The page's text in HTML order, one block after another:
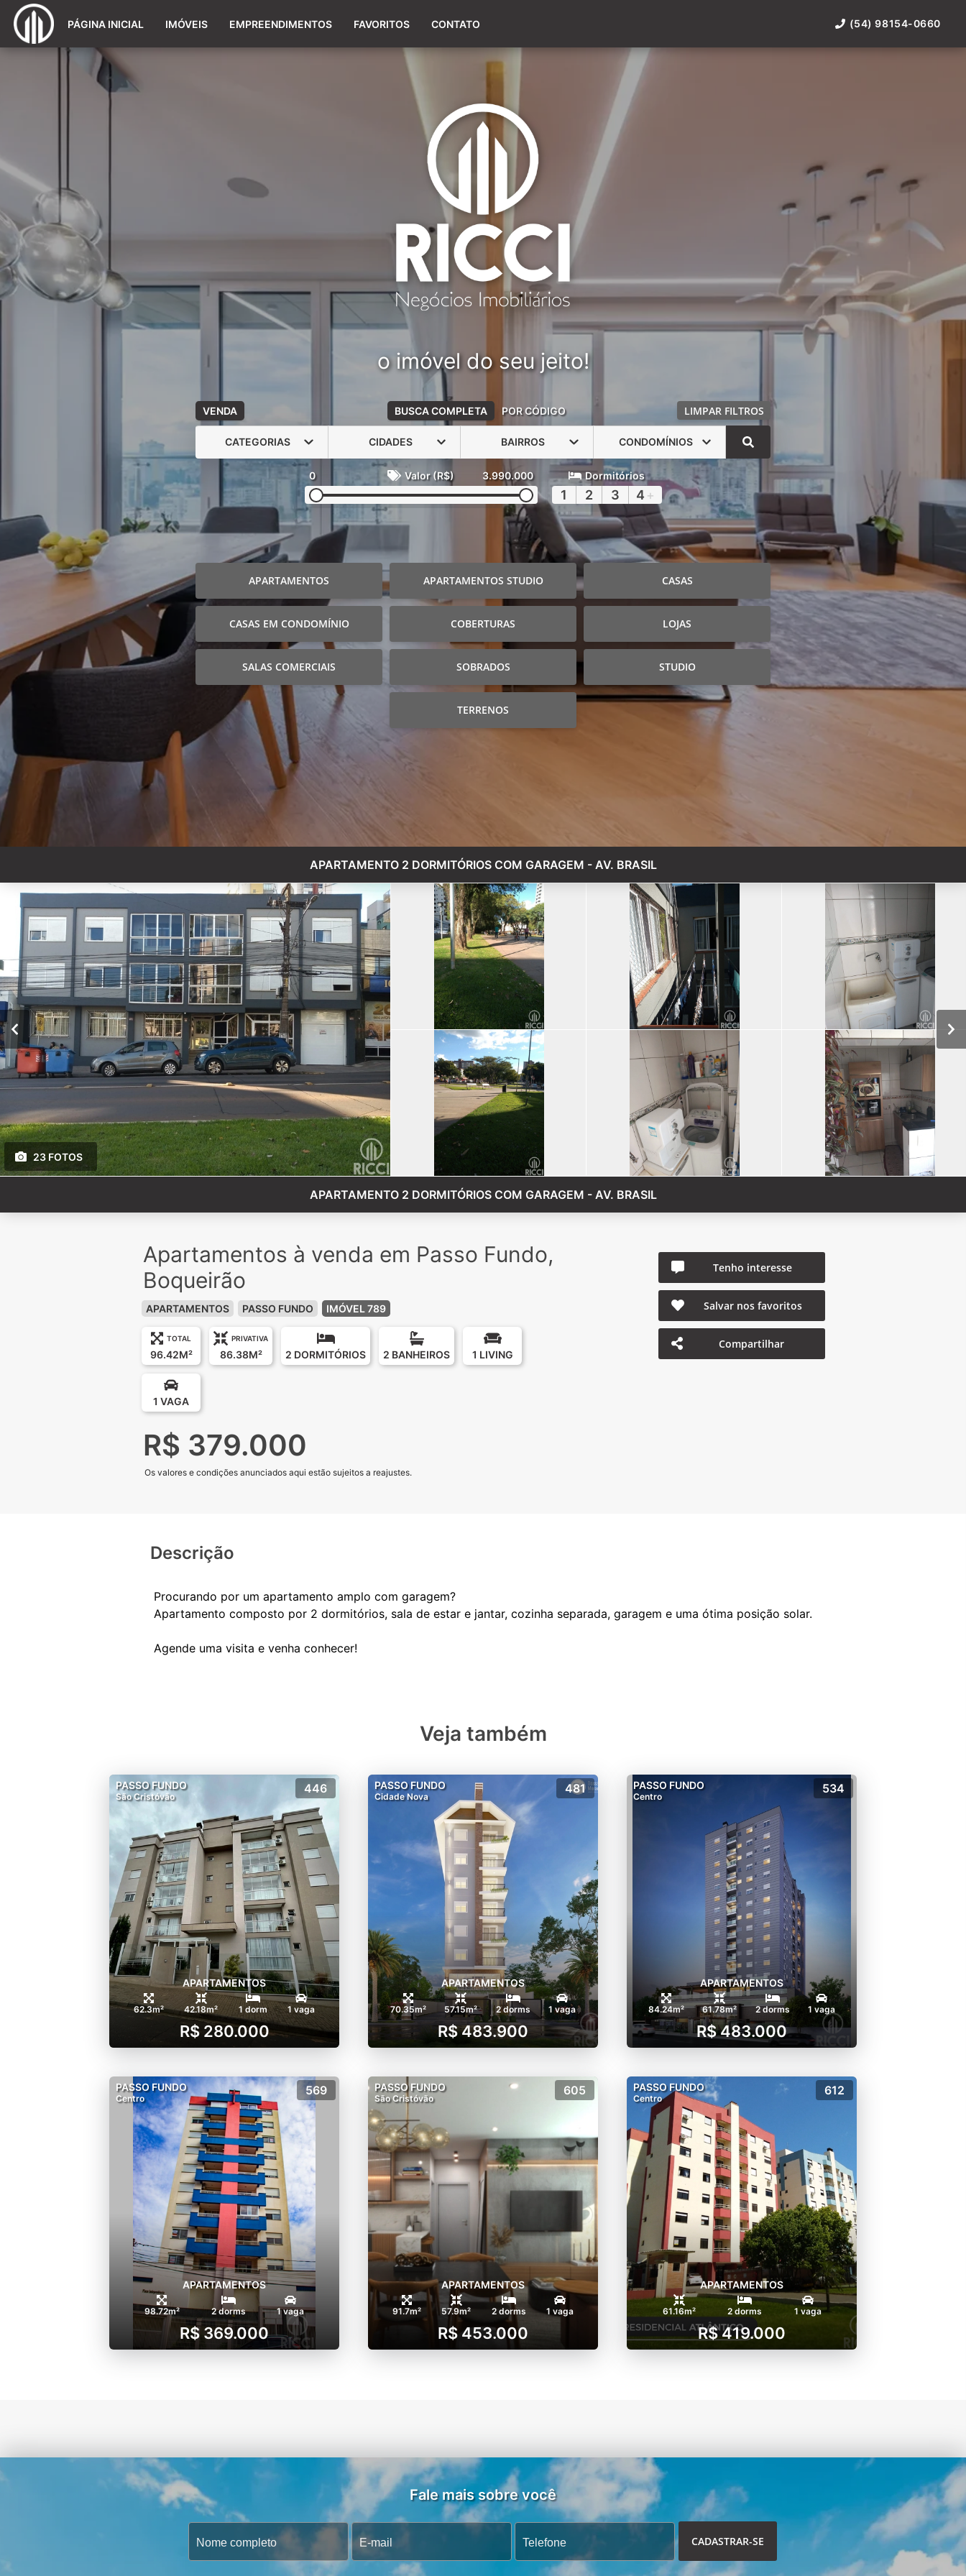
(54) 98154-0660
PÁGINA INICIAL IMÓVEIS EMPREENDIMENTOS FAVORITOS CONTATO (54) 98154-0660
o imóvel do seu jeito!
VENDA BUSCA COMPLETA POR CÓDIGO LIMPAR FILTROS
CATEGORIAS CIDADES BAIRROS CONDOMÍNIOS
0 Valor (R$) 3.990.000 Dormitórios
1 2 3 4 +
APARTAMENTOS APARTAMENTOS STUDIO CASAS
CASAS EM CONDOMÍNIO COBERTURAS LOJAS
SALAS COMERCIAIS SOBRADOS STUDIO
TERRENOS
APARTAMENTO 2 DORMITÓRIOS COM GARAGEM - AV. BRASIL
23 FOTOS
APARTAMENTO 2 DORMITÓRIOS COM GARAGEM - AV. BRASIL
Apartamentos à venda em Passo Fundo,
Boqueirão
APARTAMENTOS PASSO FUNDO IMÓVEL 789
TOTAL
96.42M²
PRIVATIVA
86.38M² 2 DORMITÓRIOS 2 BANHEIROS 1 LIVING
1 VAGA
R$ 379.000
Os valores e condições anunciados aqui estão sujeitos a reajustes.
Tenho interesse
Salvar nos favoritos
Compartilhar
Descrição
Procurando por um apartamento amplo com garagem?
Apartamento composto por 2 dormitórios, sala de estar e jantar, cozinha separada, garagem e uma ótima posição solar.
Veja também
PASSO FUNDO
São Cristóvão
446
APARTAMENTOS
62.3m² 42.18m² 1 dorm 1 vaga
R$ 280.000
PASSO FUNDO
Cidade Nova
481
APARTAMENTOS
70.35m² 57.15m² 2 dorms 1 vaga
R$ 483.900
PASSO FUNDO
Centro
534
APARTAMENTOS
84.24m² 61.78m² 2 dorms 1 vaga
R$ 483.000
PASSO FUNDO
Centro
569
APARTAMENTOS
98.72m² 2 dorms 1 vaga
R$ 369.000
PASSO FUNDO
São Cristóvão
605
APARTAMENTOS
91.7m² 57.9m² 2 dorms 1 vaga
R$ 453.000
PASSO FUNDO
Centro
612
APARTAMENTOS
61.16m² 2 dorms 1 vaga
R$ 419.000
Fale mais sobre você
CADASTRAR-SE